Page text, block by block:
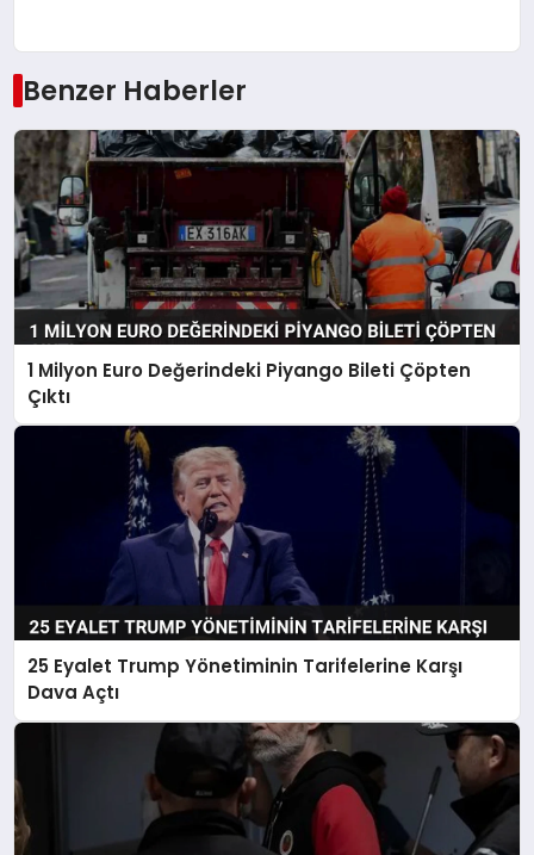
Benzer Haberler
1 Milyon Euro Değerindeki Piyango Bileti Çöpten
Çıktı
25 Eyalet Trump Yönetiminin Tarifelerine Karşı
Dava Açtı